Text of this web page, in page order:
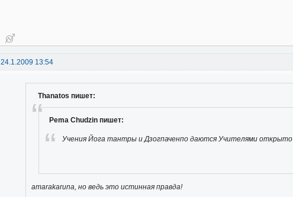
24.1.2009 13:54
Thanatos пишет:
Pema Chudzin пишет:
Учения Йога тантры и Дзогпаченпо даются Учителями открыто
amarakaruna, но ведь это истинная правда!